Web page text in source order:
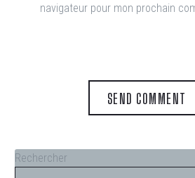
navigateur pour mon prochain
SEND COMMENT
Rechercher